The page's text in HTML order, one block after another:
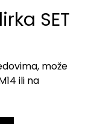
SET
može
ili na